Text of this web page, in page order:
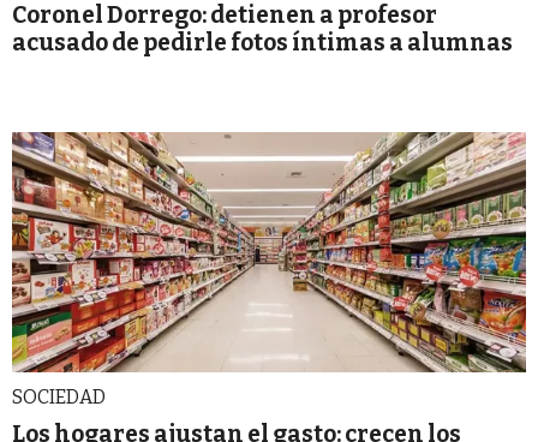
Coronel Dorrego: detienen a profesor
acusado de pedirle fotos íntimas a alumnas
SOCIEDAD
Los hogares ajustan el gasto: crecen los